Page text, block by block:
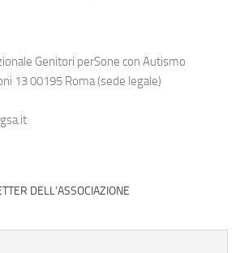
Genitori perSone con Autismo
13 00195 Roma (sede legale)
DELL’ASSOCIAZIONE